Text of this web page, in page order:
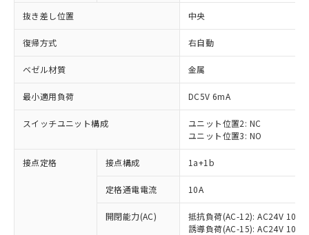
抜き差し位置 中央
復帰方式 右自動
ベゼル材質 金属
最小適用負荷 DC5V 6mA
スイッチユニット構成
ユニット位置2: NC
ユニット位置3: NO
接点定格 接点構成 1a+1b
定格通電電流 10A
開閉能力(AC)
抵抗負荷(AC-12): AC24V 10A/
誘導負荷(AC-15): AC24V